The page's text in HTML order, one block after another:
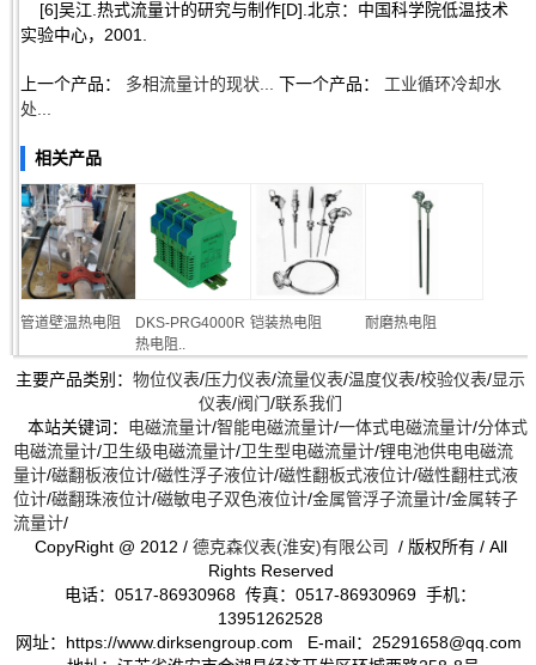
[6]吴江.热式流量计的研究与制作[D].北京：中国科学院低温技术
实验中心，2001.
上一个产品： 多相流量计的现状... 下一个产品： 工业循环冷却水
处...
相关产品
管道壁温热电阻
DKS-PRG4000R
热电阻..
铠装热电阻 耐磨热电阻
主要产品类别： 物位仪表/压力仪表/流量仪表/温度仪表/校验仪表/显示
仪表/阀门/联系我们
本站关键词： 电磁流量计/智能电磁流量计/一体式电磁流量计/分体式
电磁流量计/卫生级电磁流量计/卫生型电磁流量计/锂电池供电电磁流
量计/磁翻板液位计/磁性浮子液位计/磁性翻板式液位计/磁性翻柱式液
位计/磁翻珠液位计/磁敏电子双色液位计/金属管浮子流量计/金属转子
流量计/
CopyRight @ 2012 / 德克森仪表(淮安)有限公司 / 版权所有 / All
Rights Reserved
电话：0517-86930968 传真：0517-86930969 手机：
13951262528
网址：https://www.dirksengroup.com E-mail：25291658@qq.com